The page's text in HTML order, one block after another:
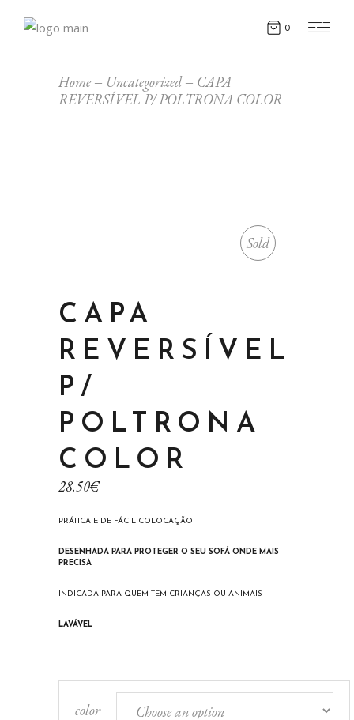
0
Home Uncategorized
CAPA
REVERSÍVEL P/ POLTRONA COLOR
Sold
CAPA
REVERSÍVEL
P/
POLTRONA
COLOR
28.50€
PRÁTICA E DE FÁCIL COLOCAÇÃO
DESENHADA PARA PROTEGER O SEU SOFÁ ONDE MAIS
PRECISA
INDICADA PARA QUEM TEM CRIANÇAS OU ANIMAIS
LAVÁVEL
color